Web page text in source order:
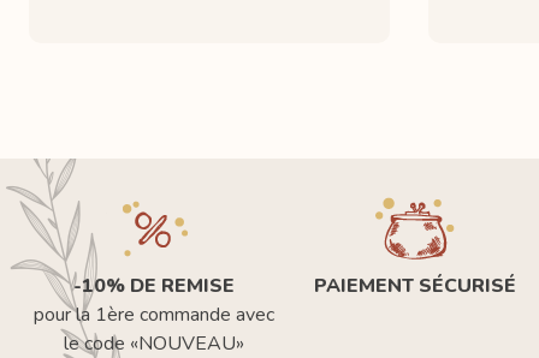
-10% DE REMISE
pour la 1ère commande avec
le code «NOUVEAU»
PAIEMENT SÉCURISÉ